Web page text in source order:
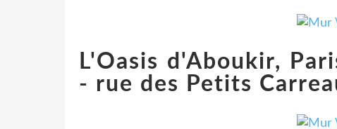
L'Oasis d'Aboukir,
- rue des Petits